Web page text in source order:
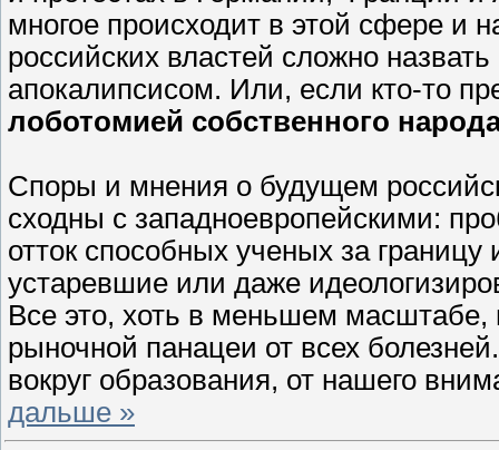
многое происходит в этой сфере и
российских властей сложно
апокалипсисом. Или, если кто-то
лоботомией собственного
Споры и мнения о будущем
сходны с западноевропейскими:
отток способных ученых за
устаревшие или даже
Все это, хоть в меньшем
рыночной панацеи от всех
вокруг образования, от нашего
дальше »